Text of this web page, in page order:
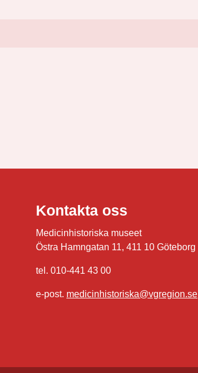
Kontakta oss
Medicinhistoriska museet
Östra Hamngatan 11, 411 10 Göteborg
tel. 010-441 43 00
e-post. medicinhistoriska@vgregion.se